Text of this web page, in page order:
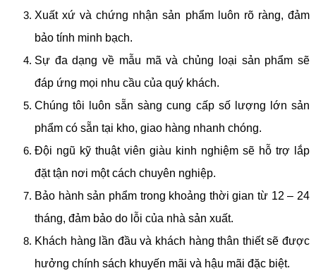
Xuất xứ và chứng nhận sản phẩm luôn rõ ràng, đảm
bảo tính minh bạch.
Sự đa dạng về mẫu mã và chủng loại sản phẩm sẽ
đáp ứng mọi nhu cầu của quý khách.
Chúng tôi luôn sẵn sàng cung cấp số lượng lớn sản
phẩm có sẵn tại kho, giao hàng nhanh chóng.
Đội ngũ kỹ thuật viên giàu kinh nghiệm sẽ hỗ trợ lắp
đặt tận nơi một cách chuyên nghiệp.
Bảo hành sản phẩm trong khoảng thời gian từ 12 – 24
tháng, đảm bảo do lỗi của nhà sản xuất.
Khách hàng lần đầu và khách hàng thân thiết sẽ được
hưởng chính sách khuyến mãi và hậu mãi đặc biệt.